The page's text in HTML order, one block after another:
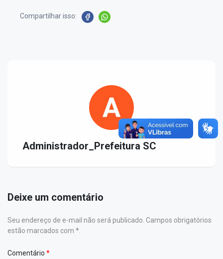
Compartilhar isso:
Administrador_Prefeitura SC
Deixe um comentário
Seu endereço de e-mail não será publicado. Campos obrigatórios
estão marcados com *.
Comentário